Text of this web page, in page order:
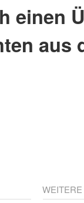
einen
aus